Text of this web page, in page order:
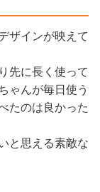
ザインが映えて
先に長く使って
ゃんが毎日使う
たのは良かった
と思える素敵な